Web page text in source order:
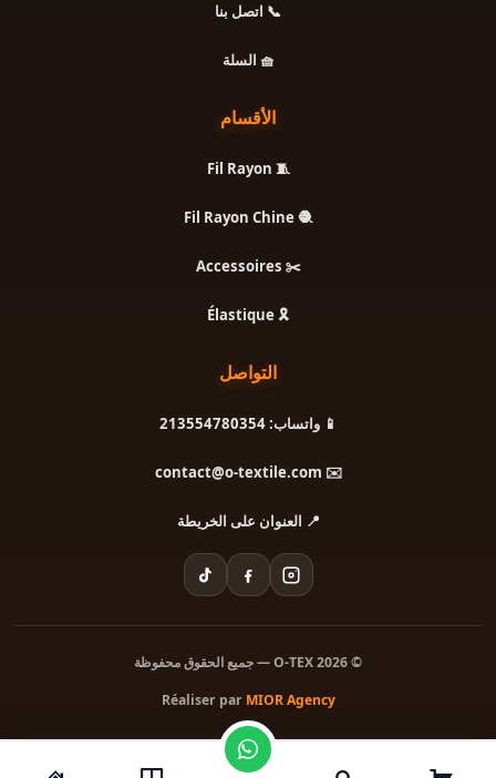
📞 اتصل بنا
🧺 السلة
الأقسام
🧵 Fil Rayon
🧶 Fil Rayon Chine
✂️ Accessoires
🎗️ Élastique
التواصل
📱 واتساب: 213554780354
✉️ contact@o-textile.com
📍 العنوان على الخريطة
© 2026 O-TEX — جميع الحقوق محفوظة
Réaliser par MIOR Agency